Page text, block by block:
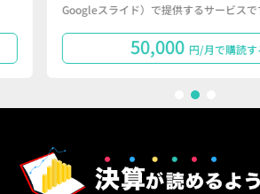
Googleスライド）で提供するサービスで
50,000 円/月で購読す